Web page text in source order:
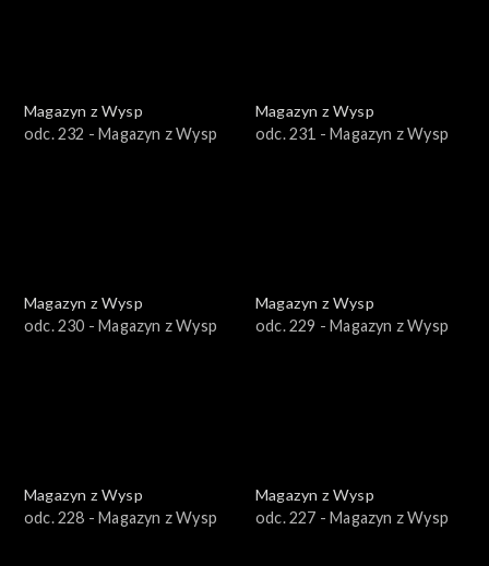
Magazyn z Wysp
odc. 232 - Magazyn z Wysp
Magazyn z Wysp
odc. 231 - Magazyn z Wysp
Magazyn z Wysp
odc. 230 - Magazyn z Wysp
Magazyn z Wysp
odc. 229 - Magazyn z Wysp
Magazyn z Wysp
odc. 228 - Magazyn z Wysp
Magazyn z Wysp
odc. 227 - Magazyn z Wysp